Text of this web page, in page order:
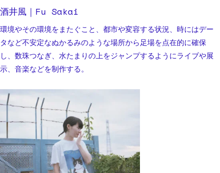
酒井風｜Fu Sakai
環境やその環境をまたぐこと、都市や変容する状況、時にはデー
タなど不安定なぬかるみのような場所から足場を点在的に確保
し、数珠つなぎ、水たまりの上をジャンプするようにライブや展
示、音楽などを制作する。